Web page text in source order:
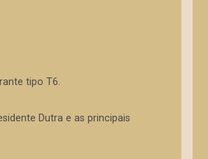
tipo T6.
Dutra e as principais